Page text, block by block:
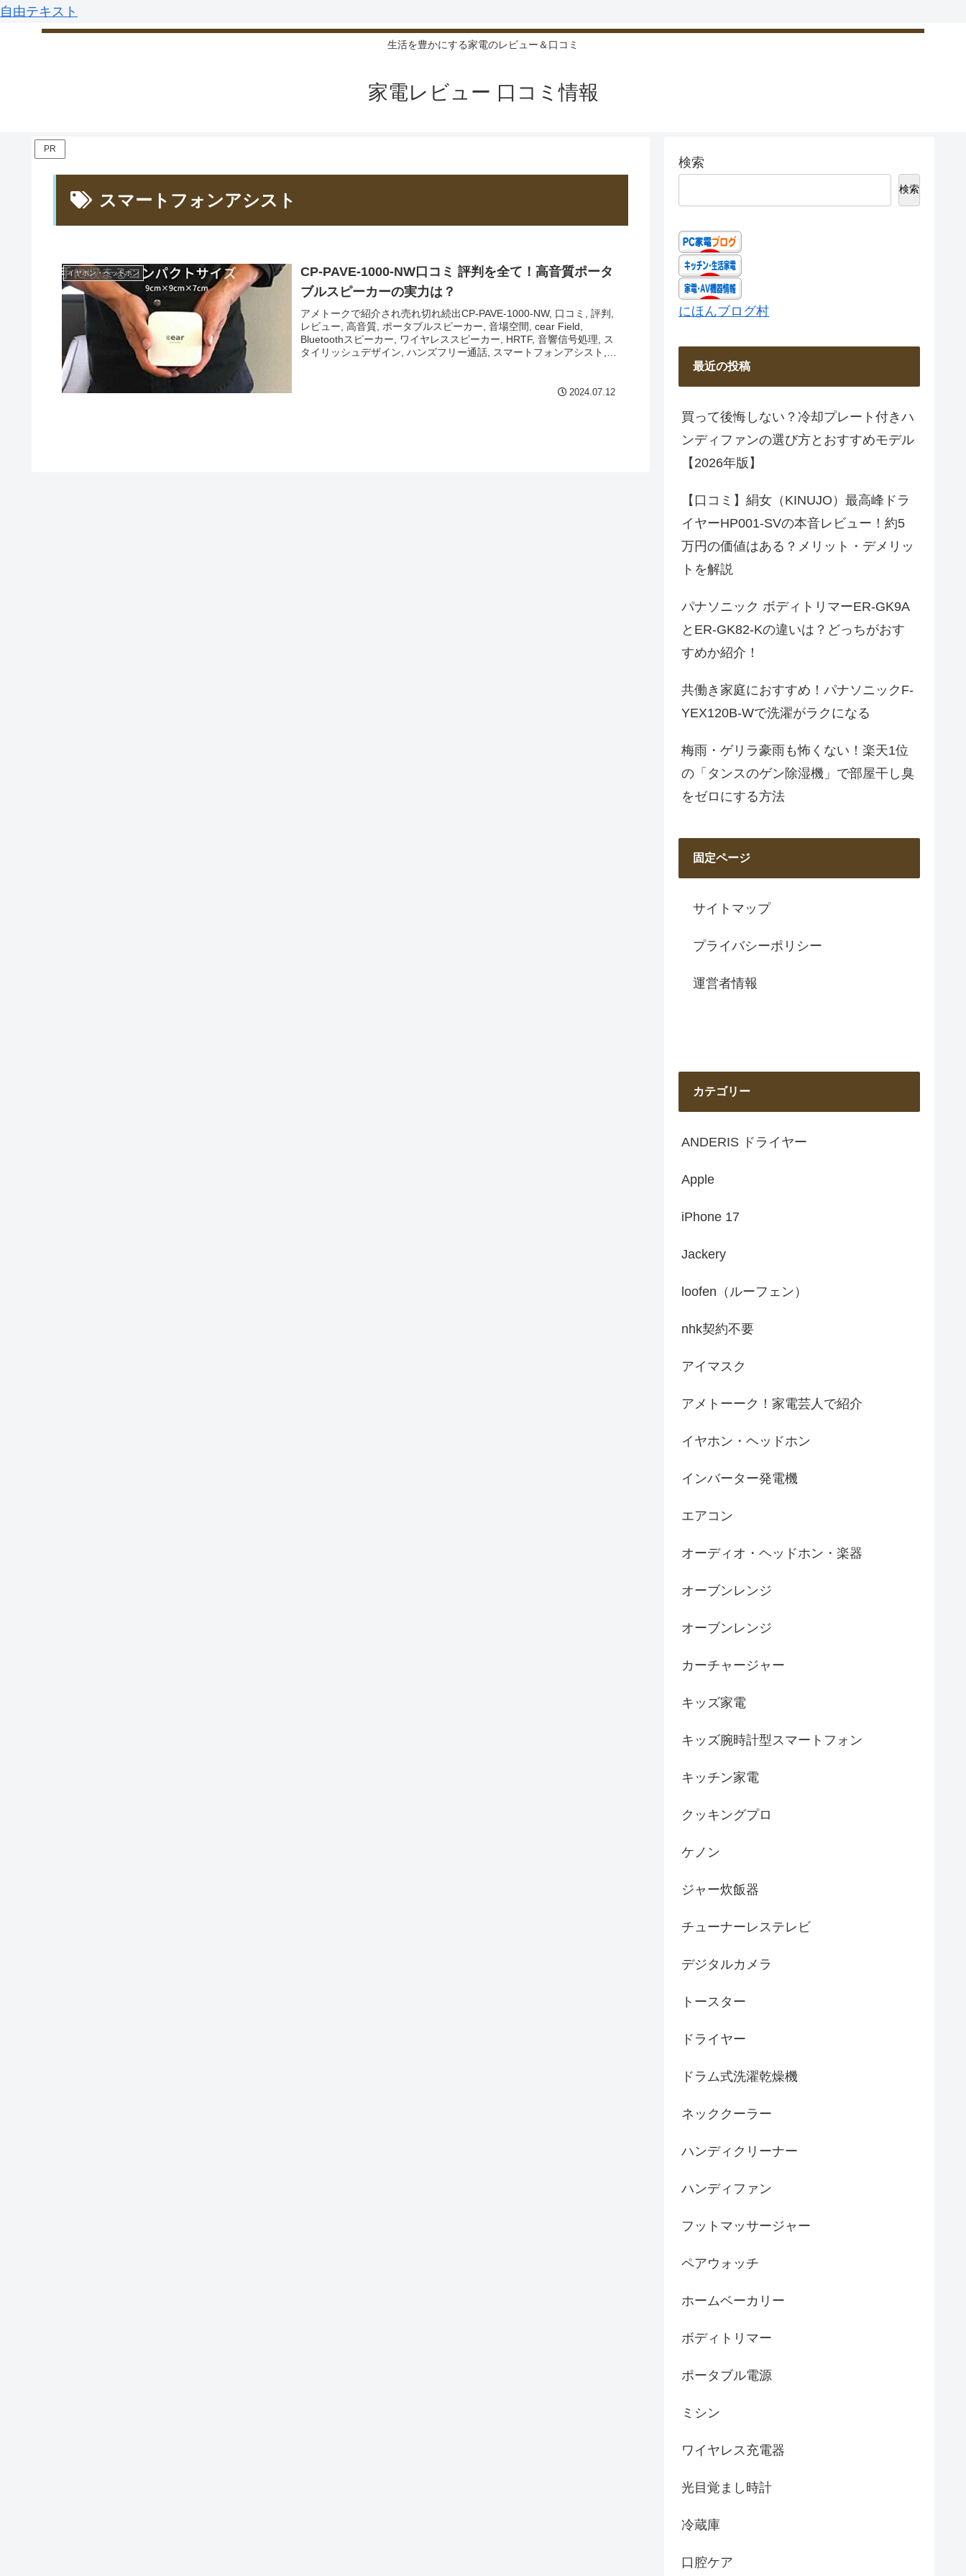
自由テキスト
生活を豊かにする家電のレビュー＆口コミ
家電レビュー 口コミ情報
PR
スマートフォンアシスト
イヤホン・ヘッドホン
CP-PAVE-1000-NW口コミ 評判を全て！高音質ポータ
ブルスピーカーの実力は？
アメトークで紹介され売れ切れ続出CP-PAVE-1000-NW, 口コミ, 評判,
レビュー, 高音質, ポータブルスピーカー, 音場空間, cear Field,
Bluetoothスピーカー, ワイヤレススピーカー, HRTF, 音響信号処理, ス
タイリッシュデザイン, ハンズフリー通話, スマートフォンアシスト,
2024.07.12
検索
検索
にほんブログ村
最近の投稿
買って後悔しない？冷却プレート付きハ
ンディファンの選び方とおすすめモデル
【2026年版】
【口コミ】絹女（KINUJO）最高峰ドラ
イヤーHP001-SVの本音レビュー！約5
万円の価値はある？メリット・デメリッ
トを解説
パナソニック ボディトリマーER-GK9A
とER-GK82-Kの違いは？どっちがおす
すめか紹介！
共働き家庭におすすめ！パナソニックF-
YEX120B-Wで洗濯がラクになる
梅雨・ゲリラ豪雨も怖くない！楽天1位
の「タンスのゲン除湿機」で部屋干し臭
をゼロにする方法
固定ページ
サイトマップ
プライバシーポリシー
運営者情報
カテゴリー
ANDERIS ドライヤー
Apple
iPhone 17
Jackery
loofen（ルーフェン）
nhk契約不要
アイマスク
アメトーーク！家電芸人で紹介
イヤホン・ヘッドホン
インバーター発電機
エアコン
オーディオ・ヘッドホン・楽器
オーブンレンジ
オーブンレンジ
カーチャージャー
キッズ家電
キッズ腕時計型スマートフォン
キッチン家電
クッキングプロ
ケノン
ジャー炊飯器
チューナーレステレビ
デジタルカメラ
トースター
ドライヤー
ドラム式洗濯乾燥機
ネッククーラー
ハンディクリーナー
ハンディファン
フットマッサージャー
ペアウォッチ
ホームベーカリー
ボディトリマー
ポータブル電源
ミシン
ワイヤレス充電器
光目覚まし時計
冷蔵庫
口腔ケア